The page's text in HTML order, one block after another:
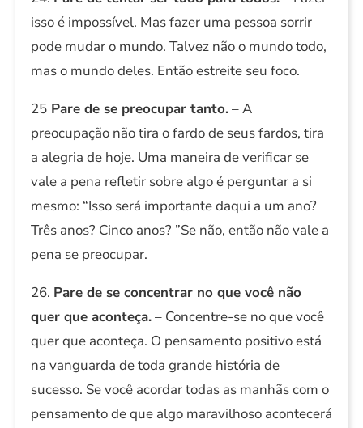
isso é impossível. Mas fazer uma pessoa sorrir
pode mudar o mundo. Talvez não o mundo todo,
mas o mundo deles. Então estreite seu foco.
25 Pare de se preocupar tanto.– A
preocupação não tira o fardo de seus fardos, tira
a alegria de hoje. Uma maneira de verificar se
vale a pena refletir sobre algo é perguntar a si
mesmo: “Isso será importante daqui a um ano?
Três anos? Cinco anos? ”Se não, então não vale a
pena se preocupar.
26. Pare de se concentrar no que você não
quer que aconteça.– Concentre-se no que você
quer que aconteça. O pensamento positivo está
na vanguarda de toda grande história de
sucesso. Se você acordar todas as manhãs com o
pensamento de que algo maravilhoso acontecerá